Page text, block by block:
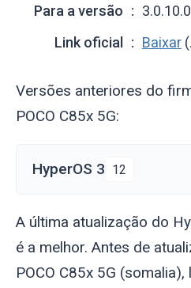
Para a versão
Link oficial
Baixar
Versões anteriores do
POCO C85x 5G:
HyperOS 3 12
A última atualização do
é a melhor. Antes de
POCO C85x 5G (somalia),